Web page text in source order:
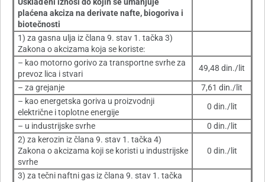
Usklađeni iznosi do kojih se umanjuje
plaćena akciza na derivate nafte, biogoriva i
biotečnosti
1) za gasna ulja iz člana 9. stav 1. tačka 3)
Zakona o akcizama koja se koriste:
– kao motorno gorivo za transportne svrhe za
prevoz lica i stvari
49,48 din./lit
– za grejanje
7,61 din./lit
– kao energetska goriva u proizvodnji
električne i toplotne energije
0 din./lit
– u industrijske svrhe
0 din./lit
2) za kerozin iz člana 9. stav 1. tačka 4)
Zakona o akcizama koji se koristi u industrijske
svrhe
0 din./lit
3) za tečni naftni gas iz člana 9. stav 1. tačka